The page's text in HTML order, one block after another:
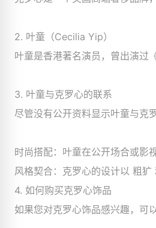
2. 叶童（Cecilia Yip）
叶童是香港著名演员，曾出演过
3. 叶童与克罗心的联系
尽管没有公开资料显示叶童与克
时尚搭配：叶童在公开场合或影
风格契合：克罗心的设计以 粗犷
4. 如何购买克罗心饰品
如果您对克罗心饰品感兴趣，可